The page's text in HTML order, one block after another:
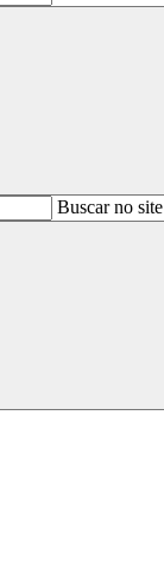
BuscarBuscar no site
Buscar